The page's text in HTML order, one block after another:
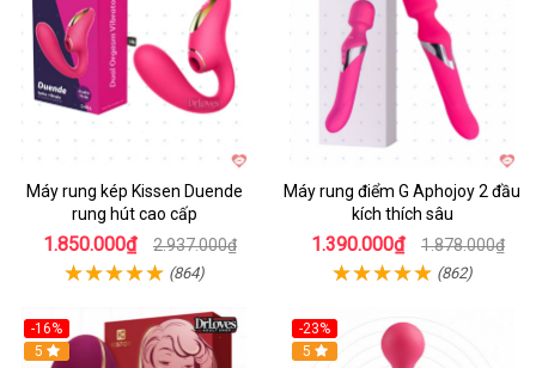
Máy rung kép Kissen Duende
rung hút cao cấp
1.850.000₫ 2.937.000₫
(864)
Máy rung điểm G Aphojoy 2 đầu
kích thích sâu
1.390.000₫ 1.878.000₫
(862)
-16%
Hot
5
-23%
Hot
5